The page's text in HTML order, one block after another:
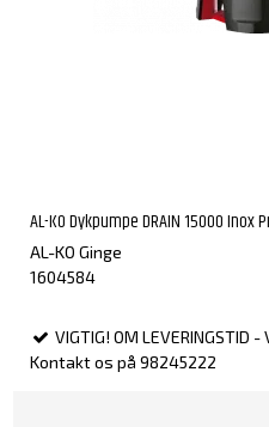
AL-KO Dykpumpe DRAIN 15000 Inox
AL-KO Ginge
1604584
VIGTIG! OM LEVERINGSTID -
Kontakt os på 98245222